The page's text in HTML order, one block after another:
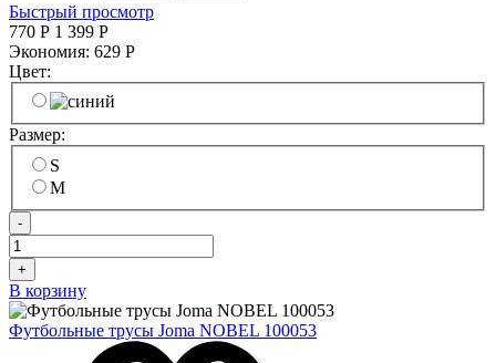
Быстрый просмотр
770 Р 1 399 Р
Экономия: 629 Р
Цвет:
Размер:
S
M
-
+
В корзину
Футбольные трусы Joma NOBEL 100053